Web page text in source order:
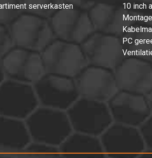
serverkasten
10 inch
PC